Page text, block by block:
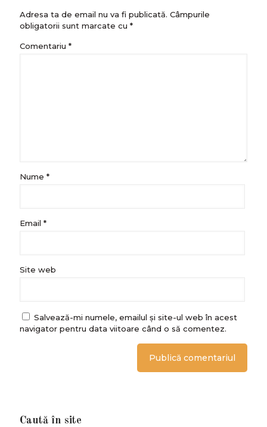
Adresa ta de email nu va fi publicată. Câmpurile
obligatorii sunt marcate cu *
Comentariu *
Nume *
Email *
Site web
Salvează-mi numele, emailul și site-ul web în acest
navigator pentru data viitoare când o să comentez.
Caută în site